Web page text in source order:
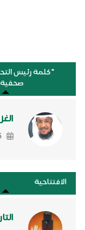
"كلمة رئيس
صحفية
5
الافتتاحية